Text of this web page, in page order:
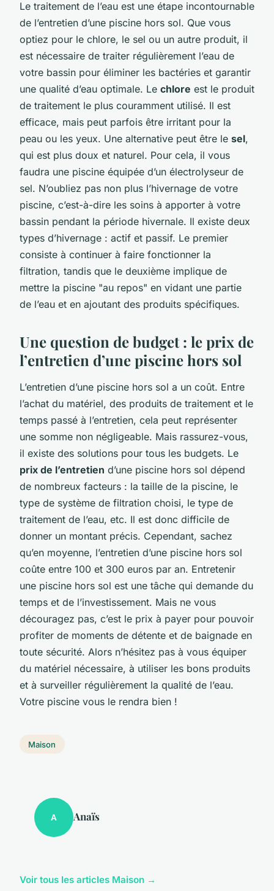
Le traitement de l’eau est une étape incontournable
de l’entretien d’une piscine hors sol. Que vous
optiez pour le chlore, le sel ou un autre produit, il
est nécessaire de traiter régulièrement l’eau de
votre bassin pour éliminer les bactéries et garantir
une qualité d’eau optimale. Le chlore est le produit
de traitement le plus couramment utilisé. Il est
efficace, mais peut parfois être irritant pour la
peau ou les yeux. Une alternative peut être le sel,
qui est plus doux et naturel. Pour cela, il vous
faudra une piscine équipée d’un électrolyseur de
sel. N’oubliez pas non plus l’hivernage de votre
piscine, c’est-à-dire les soins à apporter à votre
bassin pendant la période hivernale. Il existe deux
types d’hivernage : actif et passif. Le premier
consiste à continuer à faire fonctionner la
filtration, tandis que le deuxième implique de
mettre la piscine "au repos" en vidant une partie
de l’eau et en ajoutant des produits spécifiques.
Une question de budget : le prix de
l’entretien d’une piscine hors sol
L’entretien d’une piscine hors sol a un coût. Entre
l’achat du matériel, des produits de traitement et le
temps passé à l’entretien, cela peut représenter
une somme non négligeable. Mais rassurez-vous,
il existe des solutions pour tous les budgets. Le
prix de l’entretien d’une piscine hors sol dépend
de nombreux facteurs : la taille de la piscine, le
type de système de filtration choisi, le type de
traitement de l’eau, etc. Il est donc difficile de
donner un montant précis. Cependant, sachez
qu’en moyenne, l’entretien d’une piscine hors sol
coûte entre 100 et 300 euros par an. Entretenir
une piscine hors sol est une tâche qui demande du
temps et de l’investissement. Mais ne vous
découragez pas, c’est le prix à payer pour pouvoir
profiter de moments de détente et de baignade en
toute sécurité. Alors n’hésitez pas à vous équiper
du matériel nécessaire, à utiliser les bons produits
et à surveiller régulièrement la qualité de l’eau.
Votre piscine vous le rendra bien !
Maison
A Anaïs
Voir tous les articles Maison →